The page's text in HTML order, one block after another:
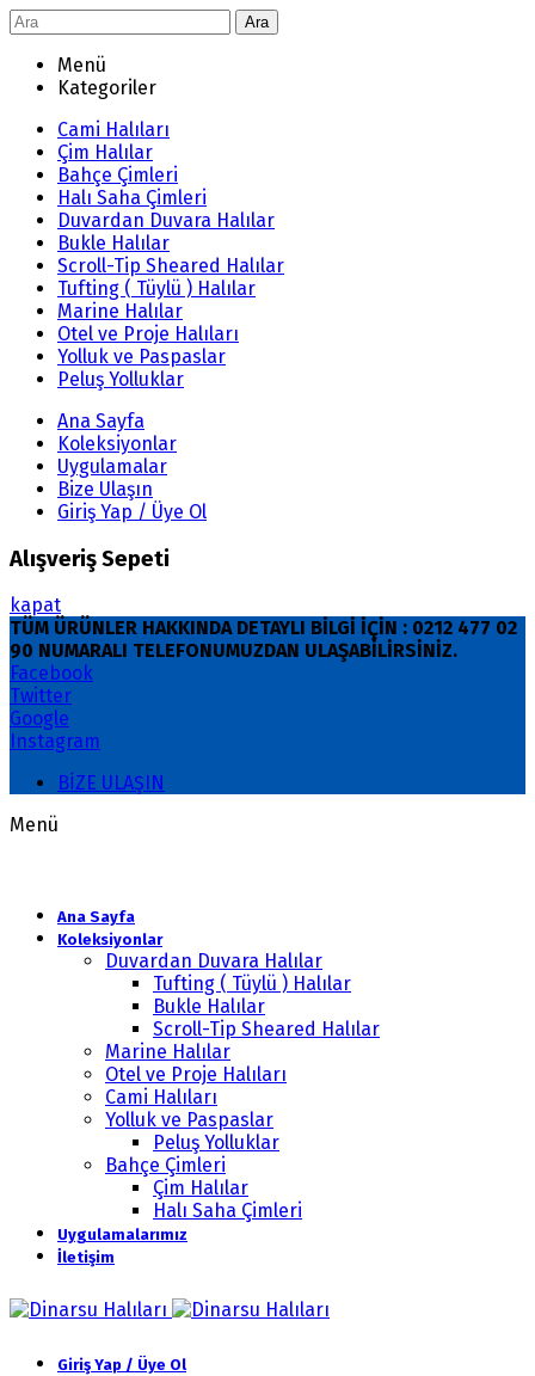
Ara
Menü
Kategoriler
Cami Halıları
Çim Halılar
Bahçe Çimleri
Halı Saha Çimleri
Duvardan Duvara Halılar
Bukle Halılar
Scroll-Tip Sheared Halılar
Tufting ( Tüylü ) Halılar
Marine Halılar
Otel ve Proje Halıları
Yolluk ve Paspaslar
Peluş Yolluklar
Ana Sayfa
Koleksiyonlar
Uygulamalar
Bize Ulaşın
Giriş Yap / Üye Ol
Alışveriş Sepeti
kapat
TÜM ÜRÜNLER HAKKINDA DETAYLI BİLGİ İÇİN : 0212 477 02
90 NUMARALI TELEFONUMUZDAN ULAŞABİLİRSİNİZ.
Facebook
Twitter
Google
Instagram
BİZE ULAŞIN
Menü
Ana Sayfa
Koleksiyonlar
Duvardan Duvara Halılar
Tufting ( Tüylü ) Halılar
Bukle Halılar
Scroll-Tip Sheared Halılar
Marine Halılar
Otel ve Proje Halıları
Cami Halıları
Yolluk ve Paspaslar
Peluş Yolluklar
Bahçe Çimleri
Çim Halılar
Halı Saha Çimleri
Uygulamalarımız
İletişim
Giriş Yap / Üye Ol